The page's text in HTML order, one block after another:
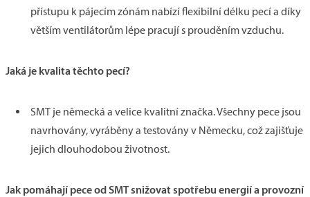
přístupu k pájecím zónám nabízí flexibilní délku pecí a díky
větším ventilátorům lépe pracují s prouděním vzduchu.
Jaká je kvalita těchto pecí?
SMT je německá a velice kvalitní značka. Všechny pece jsou
navrhovány, vyráběny a testovány v Německu, což zajišťuje
jejich dlouhodobou životnost.
Jak pomáhají pece od SMT snižovat spotřebu energií a provozní